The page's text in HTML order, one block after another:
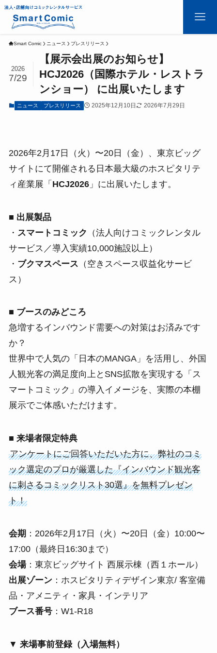
Smart Comic ニュース プレスリリース
【展示会出展のお知らせ】
HCJ2026（国際ホテル・レストラ
ンショー） に出展いたします
2026
7/29
ニュース プレスリリース 2025年12月10日 2026年7月29日
2026年2月17日（火）〜20日（金）、東京ビッグ
サイトにて開催される日本最大級のホスピタリテ
ィ産業展「 HCJ2026」に出展いたします。
■ 出展製品
・ スマートコミック （法人向けコミックレンタル
サービス／導入実績10,000施設以上）
・ ブクマスペース （空きスペース収益化サービ
ス）
■ ブースのみどころ
急増するインバウンド需要への対策はお済みです
か？
世界中で人気の「日本のMANGA」を活用し、外国
人観光客の満足度向上とSNS拡散を実現する「ス
マートコミック」の導入イメージを、実際の本棚
展示でご体感いただけます。
■ 来場者限定特典
アンケートにご回答いただいた方に、弊社のコミ
ック選定のプロが厳選した『インバウンド観光客
に刺さるコミックリスト30選』を無料プレゼン
ト！
会期 ：2026年2月17日（火）〜20日（金）10:00〜
17:00（最終日16:30まで）
会場：東京ビッグサイト 西展示棟（西１ホール）
出展ゾーン：ホスピタリティデザイン東京/ 客室備
品・アメニティ・家具・インテリア
ブース番号：W1-R18
▼ 来場事前登録（入場無料）